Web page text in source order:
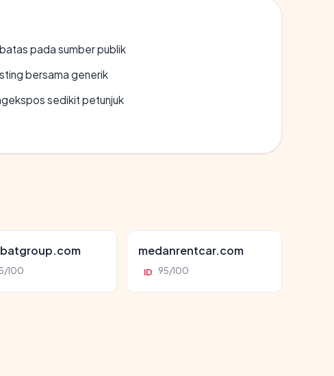
pada sumber publik
bersama generik
sedikit petunjuk
100
medanrentcar.com
ID 95/100